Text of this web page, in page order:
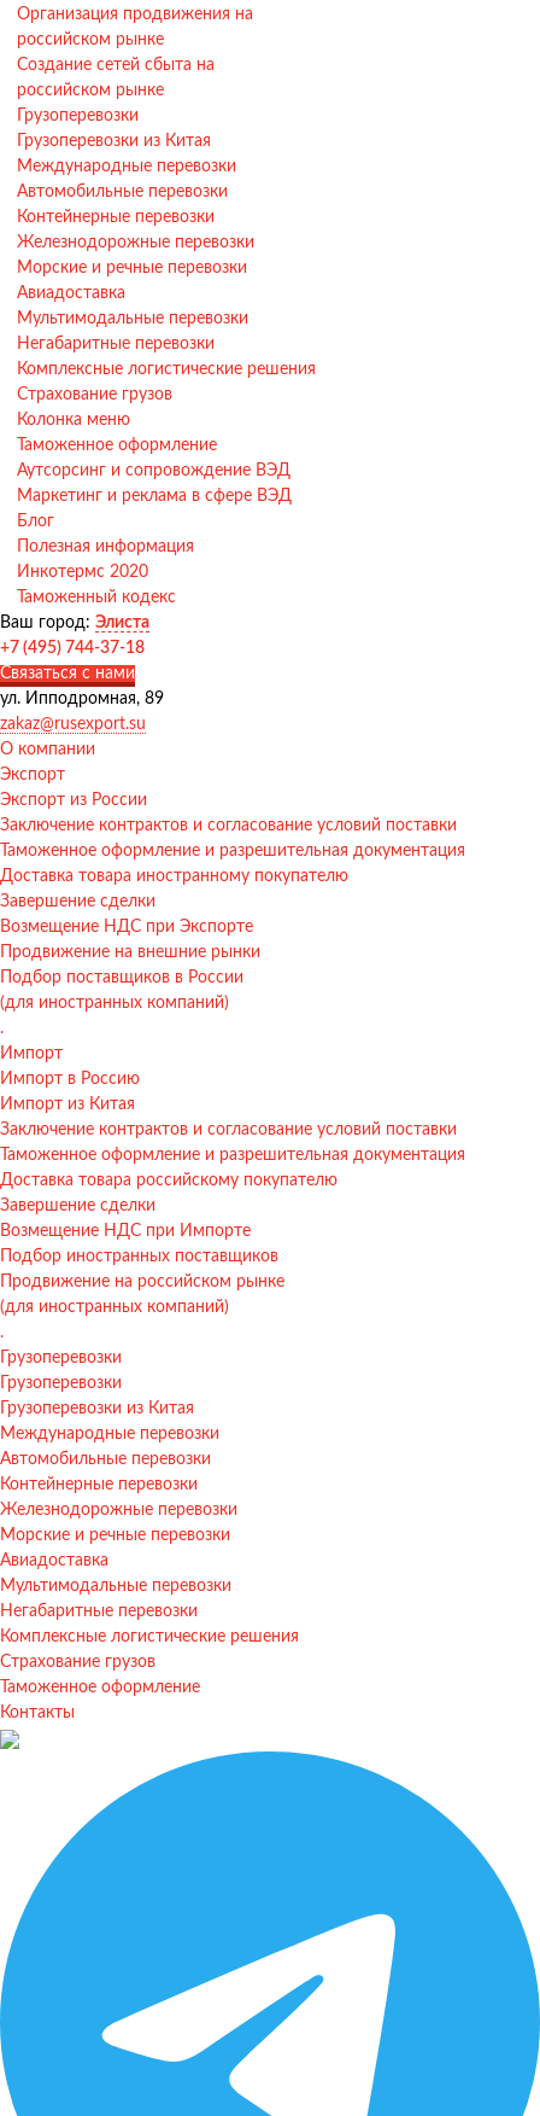
Организация продвижения на
российском рынке
Создание сетей сбыта на
российском рынке
Грузоперевозки
Грузоперевозки из Китая
Международные перевозки
Автомобильные перевозки
Контейнерные перевозки
Железнодорожные перевозки
Морские и речные перевозки
Авиадоставка
Мультимодальные перевозки
Негабаритные перевозки
Комплексные логистические решения
Страхование грузов
Колонка меню
Таможенное оформление
Аутсорсинг и сопровождение ВЭД
Маркетинг и реклама в сфере ВЭД
Блог
Полезная информация
Инкотермс 2020
Таможенный кодекс
Ваш город: Элиста
+7 (495) 744-37-18
Связаться с нами
ул. Ипподромная, 89
zakaz@rusexport.su
О компании
Экспорт
Экспорт из России
Заключение контрактов и согласование условий поставки
Таможенное оформление и разрешительная документация
Доставка товара иностранному покупателю
Завершение сделки
Возмещение НДС при Экспорте
Продвижение на внешние рынки
Подбор поставщиков в России
(для иностранных компаний)
.
Импорт
Импорт в Россию
Импорт из Китая
Заключение контрактов и согласование условий поставки
Таможенное оформление и разрешительная документация
Доставка товара российскому покупателю
Завершение сделки
Возмещение НДС при Импорте
Подбор иностранных поставщиков
Продвижение на российском рынке
(для иностранных компаний)
.
Грузоперевозки
Грузоперевозки
Грузоперевозки из Китая
Международные перевозки
Автомобильные перевозки
Контейнерные перевозки
Железнодорожные перевозки
Морские и речные перевозки
Авиадоставка
Мультимодальные перевозки
Негабаритные перевозки
Комплексные логистические решения
Страхование грузов
Таможенное оформление
Контакты